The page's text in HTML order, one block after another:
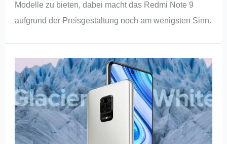
Modelle zu bieten, dabei macht das Redmi Note 9
aufgrund der Preisgestaltung noch am wenigsten Sinn.